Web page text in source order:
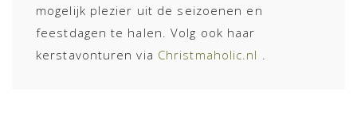
mogelijk plezier uit de seizoenen en
feestdagen te halen. Volg ook haar
kerstavonturen via Christmaholic.nl